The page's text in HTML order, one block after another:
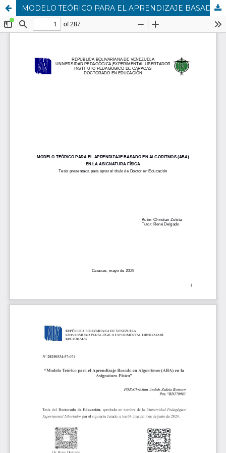
MODELO TEÓRICO PARA EL APRENDIZAJE BASADO EN ALGORITMOS (ABA) EN LA ASIGNATURA FÍSICA